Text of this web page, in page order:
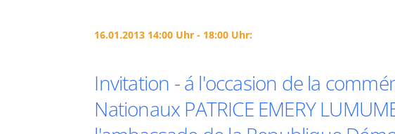
16.01.2013 14:00 Uhr - 18:00 Uhr:
Invitation - á l'occasion de la
Nationaux PATRICE EMERY